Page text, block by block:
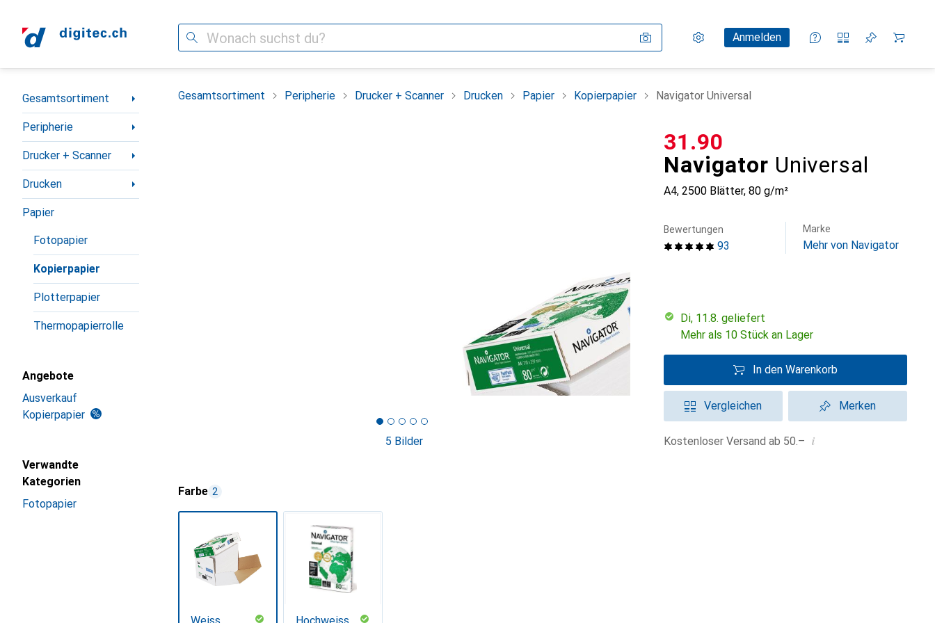
Suche Einstellungen
KundenkontoAnmelden
Vergleichslisten
Merklisten
Warenkorb
Navigation nach Kategorien
Gesamtsortiment
Peripherie
Drucker + Scanner
Drucken
Papier
Fotopapier
Kopierpapier
Plotterpapier
Thermopapierrolle
Angebote
Ausverkauf
Kopierpapier
Verwandte
Kategorien
Fotopapier
Gesamtsortiment Peripherie Drucker + Scanner Drucken Papier Kopierpapier Navigator Universal
5 Bilder
Navigator Universal
A4, 2500 Blätter, 80 g/m²
CHF
31.90
93
Bewertungen Marke
Mehr von Navigator
Di, 11.8. geliefert
Mehr als 10 Stück an Lager
In den Warenkorb
Vergleichen Merken
Kostenloser Versand ab 50.– i
Farbe 2